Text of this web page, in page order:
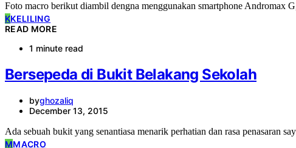
Foto macro berikut diambil dengna menggunakan smartphone Andromax
KKELILING
READ MORE
1 minute read
Bersepeda di Bukit Belakang Sekolah
byghozaliq
December 13, 2015
Ada sebuah bukit yang senantiasa menarik perhatian dan rasa penasaran
MMACRO